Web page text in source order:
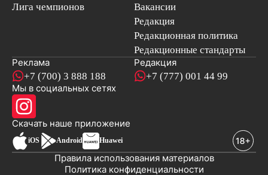
Лига чемпионов
Вакансии
Редакция
Редакционная политика
Редакционные стандарты
Реклама
+7 (700) 3 888 188
Редакция
+7 (777) 001 44 99
Мы в социальных сетях
Скачать наше приложениеновостей
iOS Android Huawei
Политика конфиденциальности
Правила использования материалов